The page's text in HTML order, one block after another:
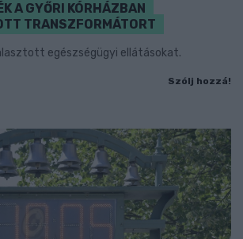
A GYŐRI KÓRHÁZBAN
TRANSZFORMÁTORT
egészségügyi ellátásokat.
Szólj hozzá!